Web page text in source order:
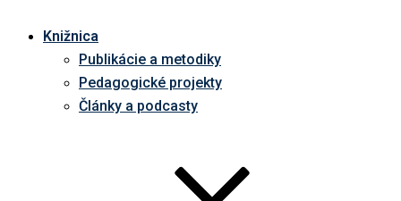
Knižnica
Publikácie a metodiky
Pedagogické projekty
Články a podcasty